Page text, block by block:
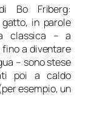
Bo Friberg:
gatto, in parole
classica – a
a diventare
– sono stese
poi a caldo
esempio, un